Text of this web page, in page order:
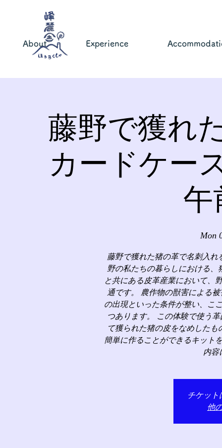
About Experience
藤野で獲れ
カードケー
午
Mon
藤野で獲れた猪の革で名刺入
野の私たちの暮らしにおける
と共にある皮革産業において、
通です。 農作物の獣害による
の出現といった条件が整い、こ
つあります。 この体験で使う
て獲られた猪の皮をなめした
簡単に作ることができるキット
内容
チケット
他